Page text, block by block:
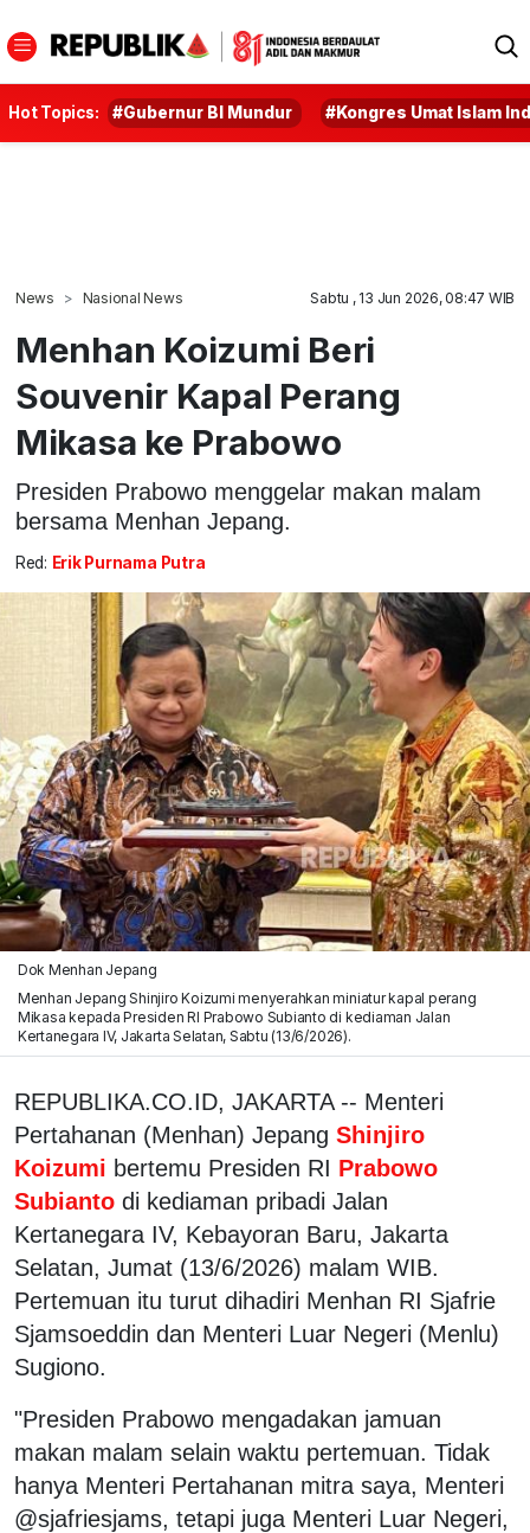
Hot Topics: #Gubernur BI Mundur #Kongres Umat Islam
News Nasional News Sabtu , 13 Jun 2026, 08:47 WIB
Menhan Koizumi Beri
Souvenir Kapal Perang
Mikasa ke Prabowo
Presiden Prabowo menggelar makan malam
bersama Menhan Jepang.
Red: Erik Purnama Putra
Dok Menhan Jepang
Menhan Jepang Shinjiro Koizumi menyerahkan miniatur kapal perang
Mikasa kepada Presiden RI Prabowo Subianto di kediaman Jalan
Kertanegara IV, Jakarta Selatan, Sabtu (13/6/2026).
REPUBLIKA.CO.ID, JAKARTA -- Menteri
Pertahanan (Menhan) Jepang Shinjiro
Koizumi bertemu Presiden RI Prabowo
Subianto di kediaman pribadi Jalan
Kertanegara IV, Kebayoran Baru, Jakarta
Selatan, Jumat (13/6/2026) malam WIB.
Pertemuan itu turut dihadiri Menhan RI Sjafrie
Sjamsoeddin dan Menteri Luar Negeri (Menlu)
Sugiono.
"Presiden Prabowo mengadakan jamuan
makan malam selain waktu pertemuan. Tidak
hanya Menteri Pertahanan mitra saya, Menteri
@sjafriesjams, tetapi juga Menteri Luar Negeri,